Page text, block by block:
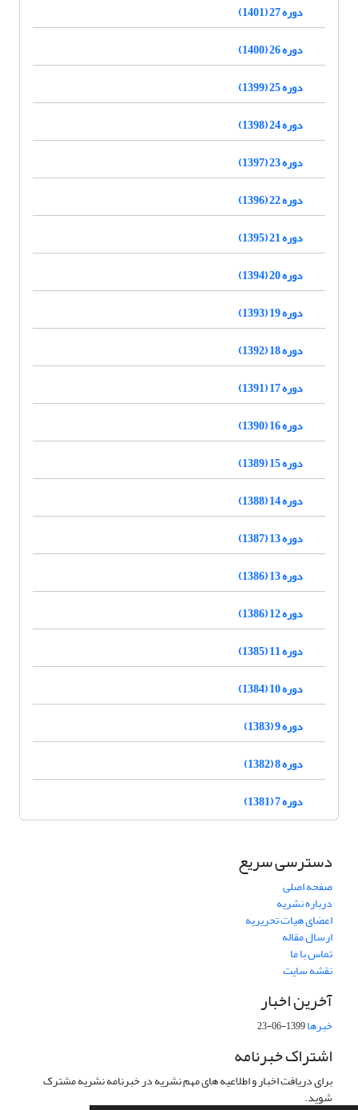
دوره 27 (1401)
دوره 26 (1400)
دوره 25 (1399)
دوره 24 (1398)
دوره 23 (1397)
دوره 22 (1396)
دوره 21 (1395)
دوره 20 (1394)
دوره 19 (1393)
دوره 18 (1392)
دوره 17 (1391)
دوره 16 (1390)
دوره 15 (1389)
دوره 14 (1388)
دوره 13 (1387)
دوره 13 (1386)
دوره 12 (1386)
دوره 11 (1385)
دوره 10 (1384)
دوره 9 (1383)
دوره 8 (1382)
دوره 7 (1381)
دسترسی سریع
صفحه اصلی
درباره نشریه
اعضای هیات تحریریه
ارسال مقاله
تماس با ما
نقشه سایت
آخرین اخبار
خبرها1399-06-23
اشتراک خبرنامه
برای دریافت اخبار و اطلاعیه های مهم نشریه در خبرنامه نشریه مشترک
شوید.